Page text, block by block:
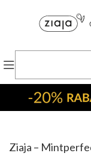
Ziaja –